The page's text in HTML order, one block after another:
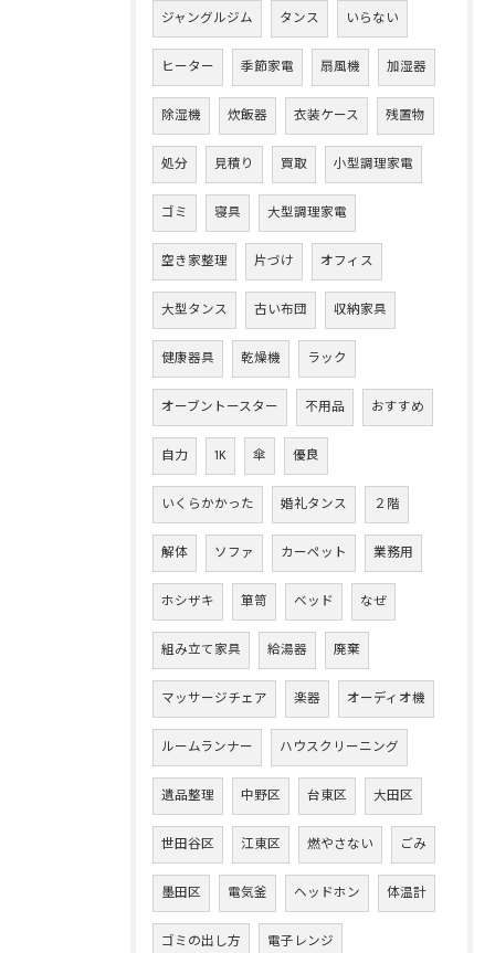
ジャングルジム タンス いらない
ヒーター 季節家電 扇風機 加湿器
除湿機 炊飯器 衣装ケース 残置物
処分 見積り 買取 小型調理家電
ゴミ 寝具 大型調理家電
空き家整理 片づけ オフィス
大型タンス 古い布団 収納家具
健康器具 乾燥機 ラック
オーブントースター 不用品 おすすめ
自力 1K 傘 優良
いくらかかった 婚礼タンス ２階
解体 ソファ カーペット 業務用
ホシザキ 箪笥 ベッド なぜ
組み立て家具 給湯器 廃棄
マッサージチェア 楽器 オーディオ機
ルームランナー ハウスクリーニング
遺品整理 中野区 台東区 大田区
世田谷区 江東区 燃やさない ごみ
墨田区 電気釜 ヘッドホン 体温計
ゴミの出し方 電子レンジ